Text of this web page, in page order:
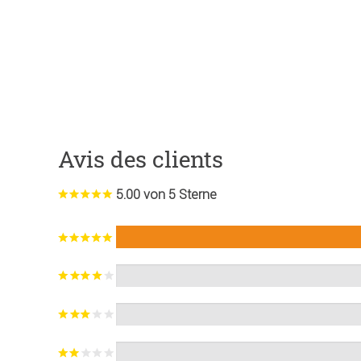
Avis des clients
5.00 von 5 Sterne